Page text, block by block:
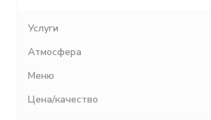
Услуги
Атмосфера
Меню
Цена/качество